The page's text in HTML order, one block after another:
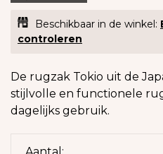
Beschikbaar in de winkel:
controleren
De rugzak Tokio uit de
stijlvolle en functionele
dagelijks gebruik.